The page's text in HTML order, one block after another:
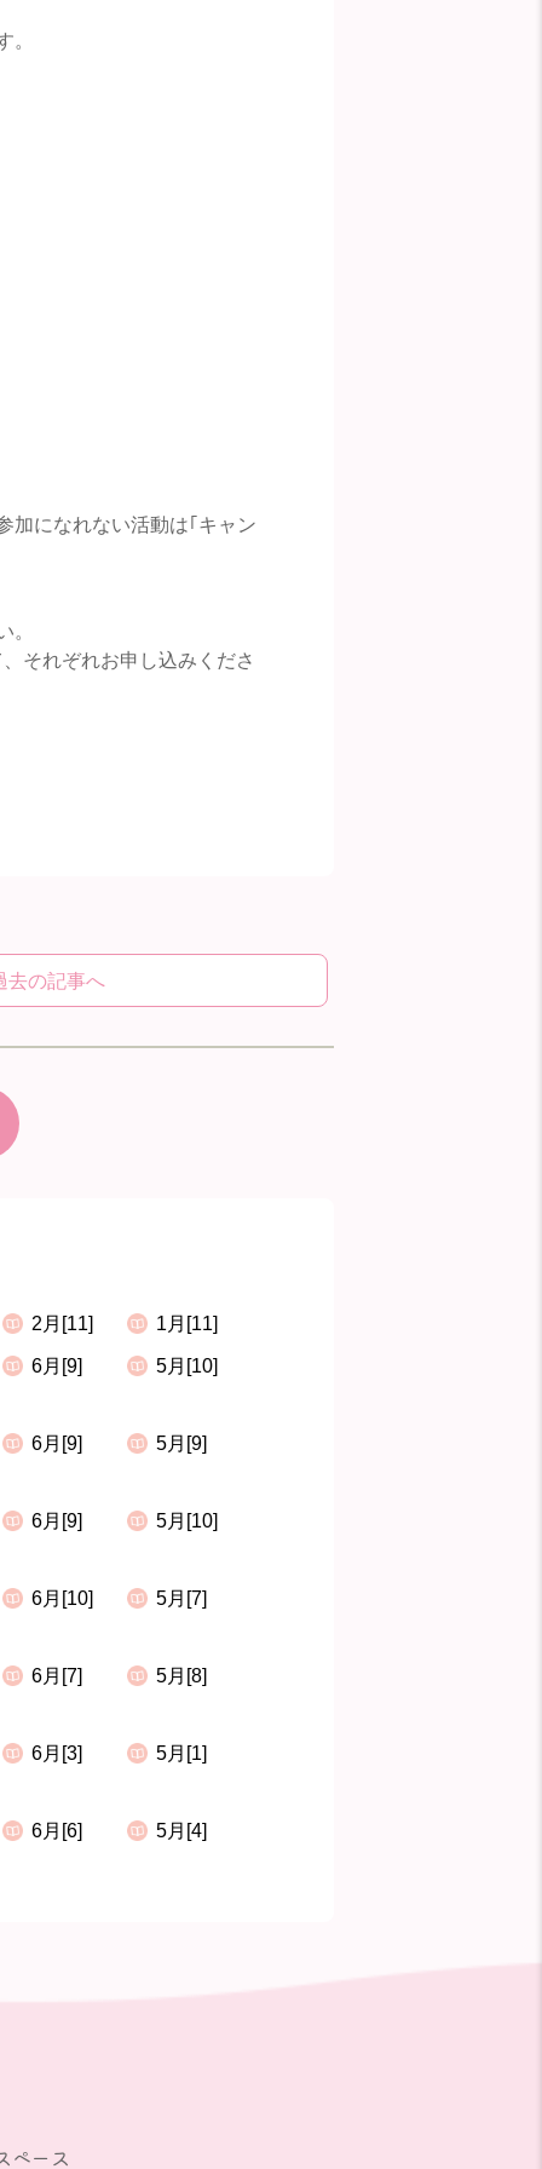
。
加になれない活動は｢キャン
。
それぞれお申し込みくださ
去の記事へ
2月[11] 1月[11]
6月[9] 5月[10]
6月[9] 5月[9]
6月[9] 5月[10]
6月[10] 5月[7]
6月[7] 5月[8]
6月[3] 5月[1]
6月[6] 5月[4]
ペース